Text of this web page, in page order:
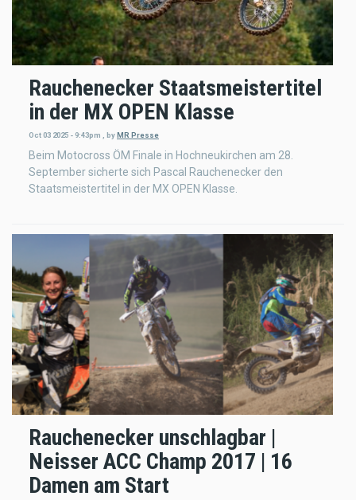
Rauchenecker Staatsmeistertitel
in der MX OPEN Klasse
Oct 03 2025 - 9:43pm , by MR Presse
Beim Motocross ÖM Finale in Hochneukirchen am 28.
September sicherte sich Pascal Rauchenecker den
Staatsmeistertitel in der MX OPEN Klasse.
Rauchenecker unschlagbar |
Neisser ACC Champ 2017 | 16
Damen am Start